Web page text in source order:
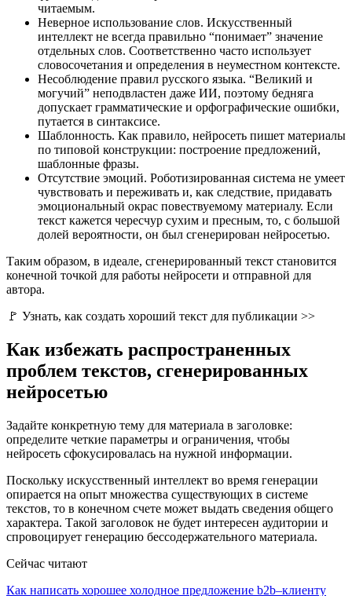
читаемым.
Неверное использование слов. Искусственный
интеллект не всегда правильно “понимает” значение
отдельных слов. Соответственно часто использует
словосочетания и определения в неуместном контексте.
Несоблюдение правил русского языка. “Великий и
могучий” неподвластен даже ИИ, поэтому бедняга
допускает грамматические и орфографические ошибки,
путается в синтаксисе.
Шаблонность. Как правило, нейросеть пишет материалы
по типовой конструкции: построение предложений,
шаблонные фразы.
Отсутствие эмоций. Роботизированная система не умеет
чувствовать и переживать и, как следствие, придавать
эмоциональный окрас повествуемому материалу. Если
текст кажется чересчур сухим и пресным, то, с большой
долей вероятности, он был сгенерирован нейросетью.
Таким образом, в идеале, сгенерированный текст становится
конечной точкой для работы нейросети и отправной для
автора.
🚩 Узнать, как создать хороший текст для публикации >>
Как избежать распространенных
проблем текстов, сгенерированных
нейросетью
Задайте конкретную тему для материала в заголовке:
определите четкие параметры и ограничения, чтобы
нейросеть сфокусировалась на нужной информации.
Поскольку искусственный интеллект во время генерации
опирается на опыт множества существующих в системе
текстов, то в конечном счете может выдать сведения общего
характера. Такой заголовок не будет интересен аудитории и
спровоцирует генерацию бессодержательного материала.
Сейчас читают
Как написать хорошее холодное предложение b2b–клиенту